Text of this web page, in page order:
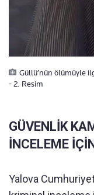
Güllü’nün ölümüyle
- 2. Resim
GÜVENLİK
İNCELEME
Yalova